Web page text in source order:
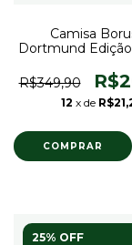
Camisa
Dortmund Edição
Torcedor Puma
- Roxa com
preto
R$349,90
12 x de
COMPRAR
25% OFF